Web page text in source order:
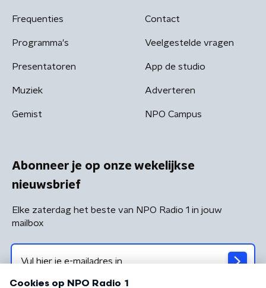
Frequenties
Programma's
Presentatoren
Muziek
Gemist
Contact
Veelgestelde vragen
App de studio
Adverteren
NPO Campus
Abonneer je op onze wekelijkse
nieuwsbrief
Elke zaterdag het beste van NPO Radio 1 in jouw
mailbox